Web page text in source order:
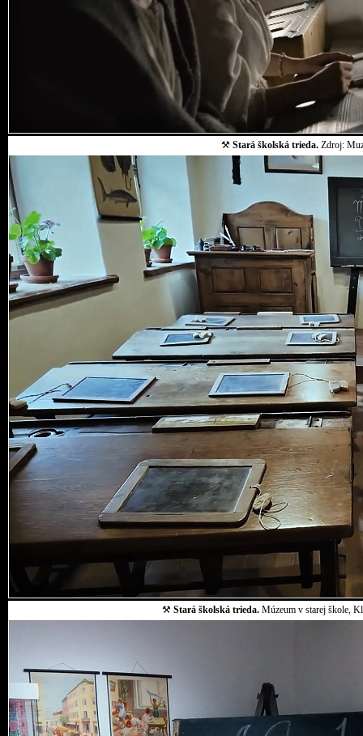
⚒ Stará školská trieda. Zdroj:
⚒ Stará školská trieda. Múzeum v starej škole,